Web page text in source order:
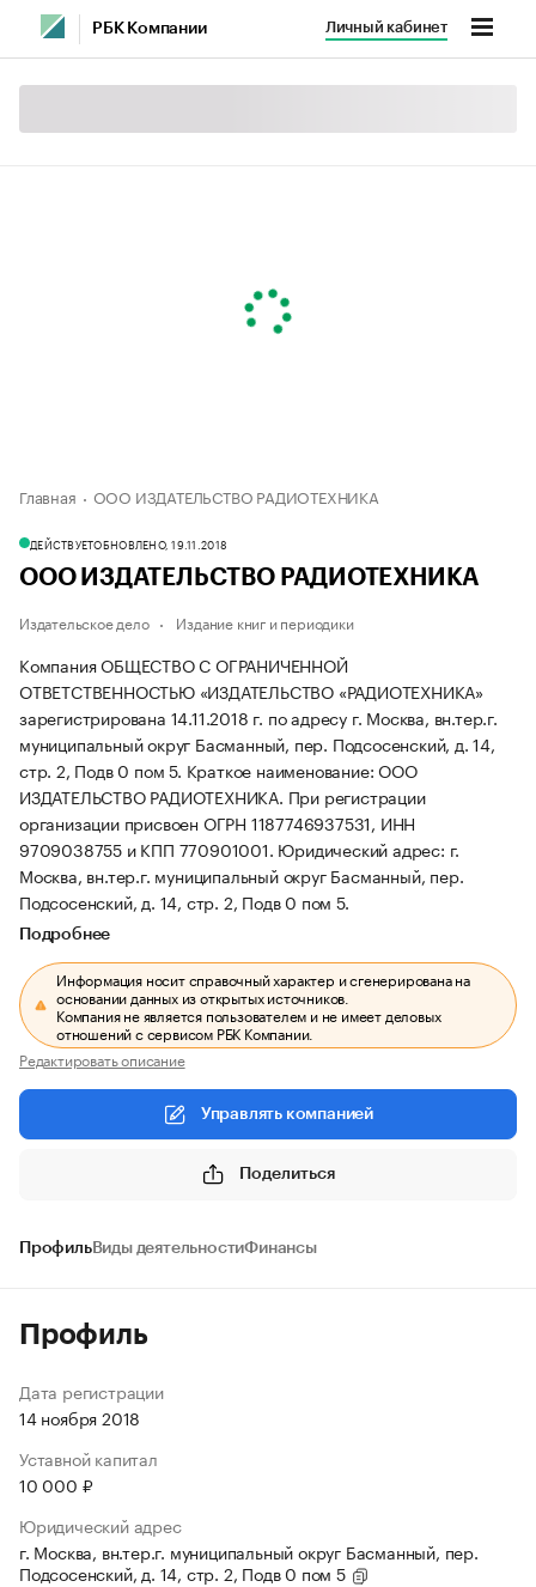
РБК Компании Личный кабинет
Главная ООО ИЗДАТЕЛЬСТВО РАДИОТЕХНИКА
ДЕЙСТВУЕТОБНОВЛЕНО, 19.11.2018
ООО ИЗДАТЕЛЬСТВО РАДИОТЕХНИКА
Издательское дело Издание книг и периодики
Компания ОБЩЕСТВО С ОГРАНИЧЕННОЙ
ОТВЕТСТВЕННОСТЬЮ «ИЗДАТЕЛЬСТВО «РАДИОТЕХНИКА»
зарегистрирована 14.11.2018 г. по адресу г. Москва, вн.тер.г.
муниципальный округ Басманный, пер. Подсосенский, д. 14,
стр. 2, Подв 0 пом 5. Краткое наименование: ООО
ИЗДАТЕЛЬСТВО РАДИОТЕХНИКА. При регистрации
организации присвоен ОГРН 1187746937531, ИНН
9709038755 и КПП 770901001. Юридический адрес: г.
Москва, вн.тер.г. муниципальный округ Басманный, пер.
Подсосенский, д. 14, стр. 2, Подв 0 пом 5.
Подробнее
Информация носит справочный характер и сгенерирована на
основании данных из открытых источников.
Компания не является пользователем и не имеет деловых
отношений с сервисом РБК Компании.
Редактировать описание
Управлять компанией
Поделиться
ПрофильВиды деятельностиФинансы
Профиль
Дата регистрации
14 ноября 2018
Уставной капитал
10 000 ₽
Юридический адрес
г. Москва, вн.тер.г. муниципальный округ Басманный, пер.
Подсосенский, д. 14, стр. 2, Подв 0 пом 5